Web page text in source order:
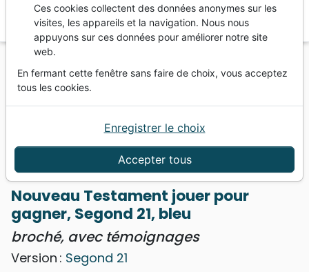
Vous ne pouvez pas créer de nouvelle commande
depuis votre pays (United States).
Segond 21
Nouveau Testament jouer pour gagner, Segond 21,
bleu - broché, avec témoignages
Nouveau Testament jouer pour
gagner, Segond 21, bleu
broché, avec témoignages
Version : Segond 21
Ces cookies collectent des données anonymes sur les
visites, les appareils et la navigation. Nous nous
appuyons sur ces données pour améliorer notre site
web.
En fermant cette fenêtre sans faire de choix, vous acceptez
tous les cookies.
Accepter tous
Enregistrer le choix